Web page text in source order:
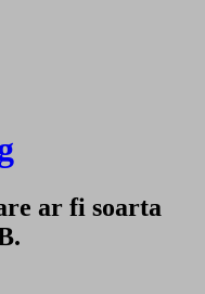
ar fi soarta